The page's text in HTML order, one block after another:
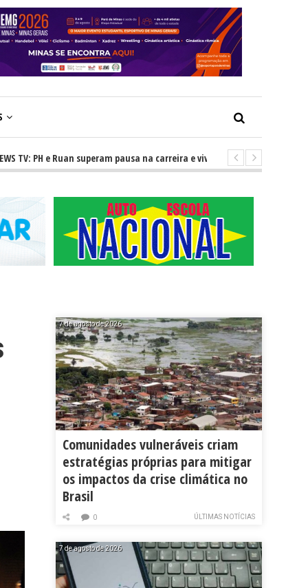
e Ruan superam pausa na carreira e vivem ascensão no cenário sertanejo
7 de agosto de 2026
Comunidades vulneráveis criam
estratégias próprias para mitigar
os impactos da crise climática no
Brasil
ÚLTIMAS NOTÍCIAS
0
7 de agosto de 2026